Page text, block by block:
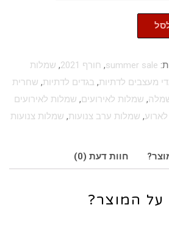
summer sale
, חורף 2021 , שמלות
מעצבים לדתיות, בגדים לדתיות, שחרית
, שמלות לאירועים, שמלות לאירועים
, שמלות ערב צנועות, שמלות צנועות
חוות דעת (0)
המוצר?